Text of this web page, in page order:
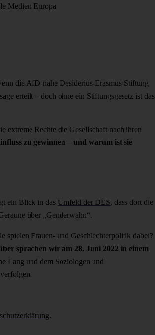
Medien Europa
die AfD-nahe Desiderius-Erasmus-Stiftung
erteilt – doch ohne ein Stiftungsgesetz ist das
extreme Rechte die Gesellschaft nach ihren
zu gewinnen – und warum ist sie
ein Blick in das Umfeld der DES, dass dort die
über „Genderwahn“.
spielen Frauen- und Geschlechterpolitik dabei?
sprachen wir am 28. Juni 2022 in einem
Lang und dem Soziologen und
.